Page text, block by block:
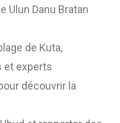
Ulun Danu Bratan
de Kuta,
et experts
découvrir la